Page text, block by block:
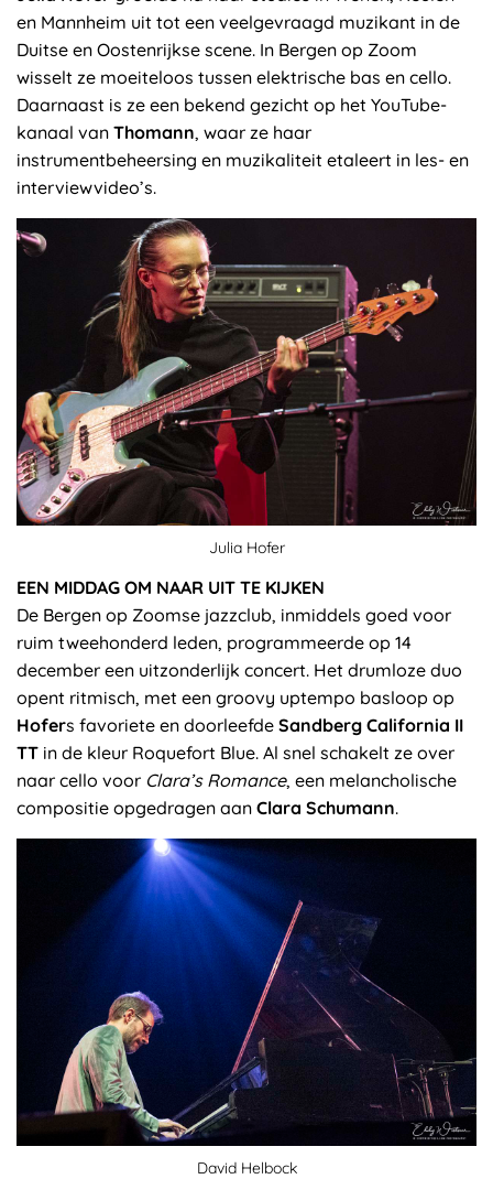
en Mannheim uit tot een veelgevraagd muzikant in de
Duitse en Oostenrijkse scene. In Bergen op Zoom
wisselt ze moeiteloos tussen elektrische bas en cello.
Daarnaast is ze een bekend gezicht op het YouTube-
kanaal van Thomann, waar ze haar
instrumentbeheersing en muzikaliteit etaleert in les- en
interviewvideo’s.
Julia Hofer
EEN MIDDAG OM NAAR UIT TE KIJKEN
De Bergen op Zoomse jazzclub, inmiddels goed voor
ruim tweehonderd leden, programmeerde op 14
december een uitzonderlijk concert. Het drumloze duo
opent ritmisch, met een groovy uptempo basloop op
Hofers favoriete en doorleefde Sandberg California II
TT in de kleur Roquefort Blue. Al snel schakelt ze over
naar cello voor Clara’s Romance, een melancholische
compositie opgedragen aan Clara Schumann.
David Helbock